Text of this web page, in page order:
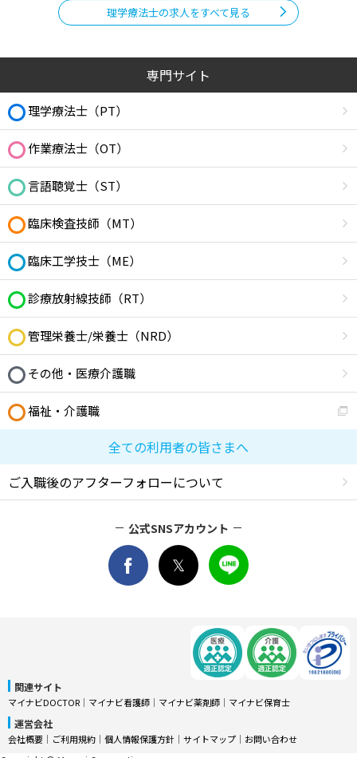
理学療法士の求人をすべて見る
専門サイト
理学療法士（PT）
作業療法士（OT）
言語聴覚士（ST）
臨床検査技師（MT）
臨床工学技士（ME）
診療放射線技師（RT）
管理栄養士/栄養士（NRD）
その他・医療介護職
福祉・介護職
全ての利用者の皆さまへ
ご入職後のアフターフォローについて
公式SNSアカウント
関連サイト
マイナビDOCTOR │ マイナビ看護師 │ マイナビ薬剤師 │ マイナビ保育士
運営会社
会社概要 │ ご利用規約 │ 個人情報保護方針 │ サイトマップ │ お問い合わせ